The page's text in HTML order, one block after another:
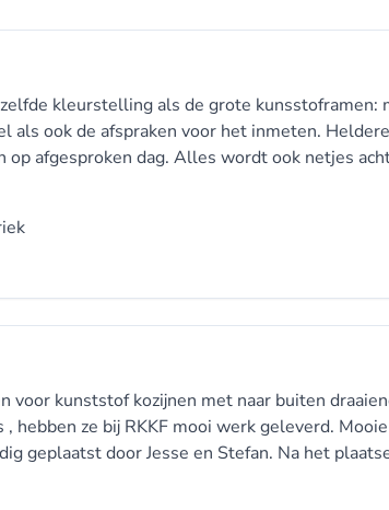
kleurstelling als de grote kunsstoframen:
als ook de afspraken voor het inmeten.
afgesproken dag. Alles wordt ook netjes
voor kunststof kozijnen met naar buiten
ze bij RKKF mooi werk geleverd.
geplaatst door Jesse en Stefan. Na het